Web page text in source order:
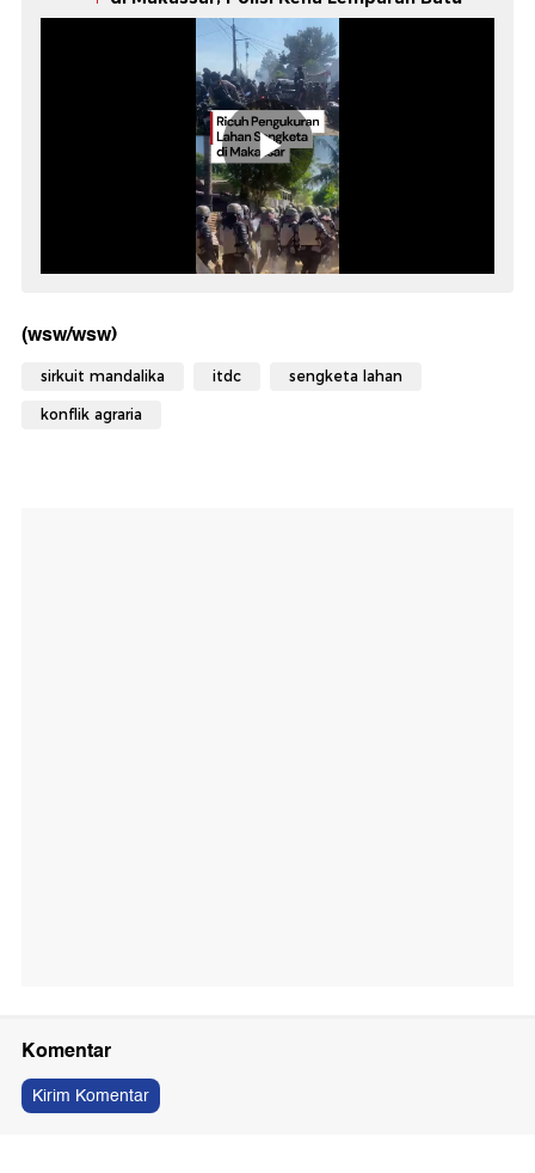
(wsw/wsw)
sirkuit mandalika itdc sengketa lahan
konflik agraria
Komentar
Kirim Komentar